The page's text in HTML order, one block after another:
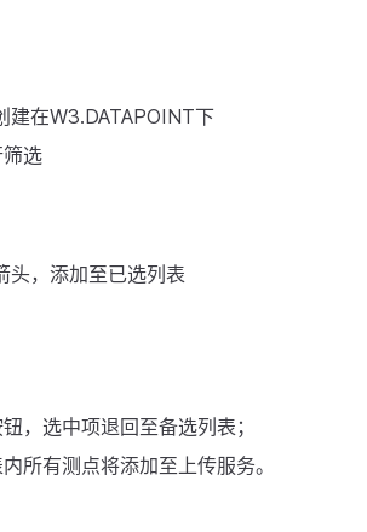
建在W3.DATAPOINT下
选
头，添加至已选列表
，选中项退回至备选列表；
所有测点将添加至上传服务。